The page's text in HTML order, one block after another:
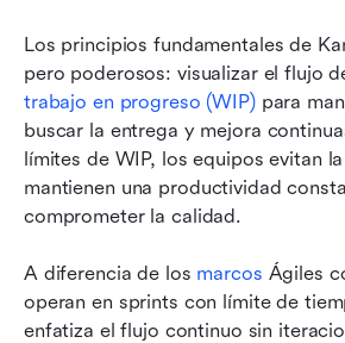
Los principios fundamentales de
trabajo en progreso (WIP) para
buscar la entrega y mejora
límites de WIP, los equipos evitan
mantienen una productividad
comprometer la calidad.
A diferencia de los marcos Ágiles
operan en sprints con límite de
enfatiza el flujo continuo sin